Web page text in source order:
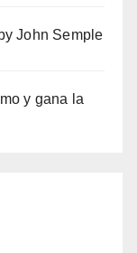
John Semple
y gana la